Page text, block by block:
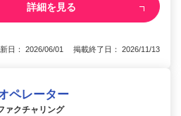
詳細を見る
日： 2026/06/01 掲載終了日： 2026/11/13
ペレーター
ァクチャリング